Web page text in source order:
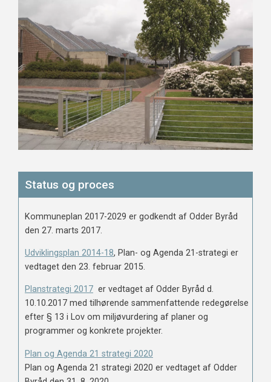
Status og proces
Kommuneplan 2017-2029 er godkendt af Odder Byråd
den 27. marts 2017.
Udviklingsplan 2014-18, Plan- og Agenda 21-strategi er
vedtaget den 23. februar 2015.
Planstrategi 2017 er vedtaget af Odder Byråd d.
10.10.2017 med tilhørende sammenfattende redegørelse
efter § 13 i Lov om miljøvurdering af planer og
programmer og konkrete projekter.
Plan og Agenda 21 strategi 2020
Plan og Agenda 21 strategi 2020 er vedtaget af Odder